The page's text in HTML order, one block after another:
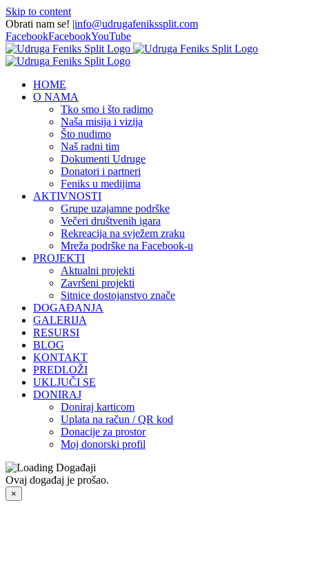
Skip to content
Obrati nam se! |info@udrugafenikssplit.com
FacebookFacebookYouTube
HOME
O NAMA
Tko smo i što radimo
Naša misija i vizija
Što nudimo
Naš radni tim
Dokumenti Udruge
Donatori i partneri
Feniks u medijima
AKTIVNOSTI
Grupe uzajamne podrške
Večeri društvenih igara
Rekreacija na svježem zraku
Mreža podrške na Facebook-u
PROJEKTI
Aktualni projekti
Završeni projekti
Sitnice dostojanstvo znače
DOGAĐANJA
GALERIJA
RESURSI
BLOG
KONTAKT
PREDLOŽI
UKLJUČI SE
DONIRAJ
Doniraj karticom
Uplata na račun / QR kod
Donacije za prostor
Moj donorski profil
Ovaj događaj je prošao.
×